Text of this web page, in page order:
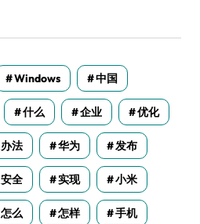
Windows 中国
什么 企业 优化
办法 华为 发布
安全 实现 小米
怎么 怎样 手机